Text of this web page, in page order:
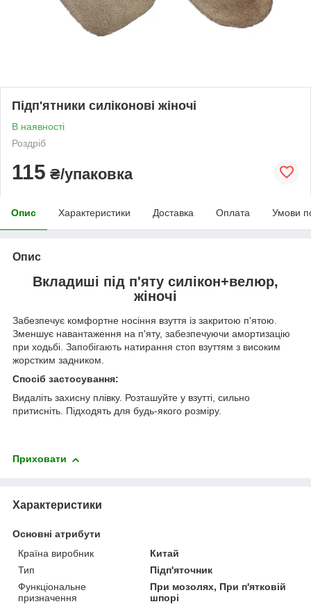
Підп'ятники силіконові жіночі
В наявності
Роздріб
115 ₴/упаковка
Опис Характеристики Доставка Оплата Умови
Опис
Вкладиші під п'яту силікон+велюр,
жіночі
Забезпечує комфортне носіння взуття із закритою п'ятою.
Зменшує навантаження на п'яту, забезпечуючи амортизацію
при ходьбі. Запобігають натирання стоп взуттям з високим
жорстким задником.
Спосіб застосування:
Видаліть захисну плівку. Розташуйте у взутті, сильно
притисніть. Підходять для будь-якого розміру.
Приховати
Характеристики
Основні атрибути
Країна виробник
Китай
Тип
Підп'яточник
Функціональне
призначення
При мозолях, При п'ятковій
шпорі